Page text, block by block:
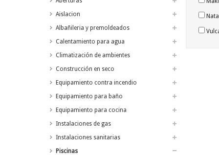
Aislacion
Albañileria y premoldeados
Calentamiento para agua
Climatización de ambientes
Construcción en seco
Equipamiento contra incendio
Equipamiento para baño
Equipamiento para cocina
Instalaciones de gas
Instalaciones sanitarias
Piscinas